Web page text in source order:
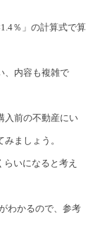
％」の計算式で算
、内容も複雑で
入前の不動産にい
ましょう。
いになると考え
わかるので、参考